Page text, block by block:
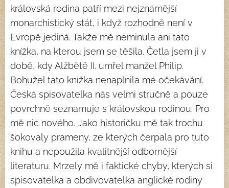
královská rodina patří mezi nejznámější
monarchistický stát, i když rozhodně není v
Evropě jediná. Takže mě neminula ani tato
knížka, na kterou jsem se těšila. Četla jsem ji v
době, kdy Alžbětě II. umřel manžel Philip.
Bohužel tato knížka nenaplnila mé očekávání.
Česká spisovatelka nás velmi stručně a pouze
povrchně seznamuje s královskou rodinou. Pro
mě nic nového. Jako historičku mě tak trochu
šokovaly prameny, ze kterých čerpala pro tuto
knihu a nepoužila kvalitnější odbornější
literaturu. Mrzely mě i faktické chyby, kterých si
spisovatelka a obdivovatelka anglické rodiny